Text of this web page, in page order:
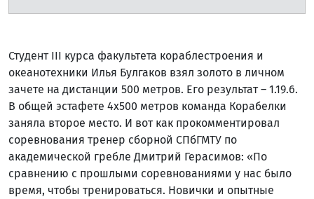
Студент III курса факультета кораблестроения и
океанотехники Илья Булгаков взял золото в личном
зачете на дистанции 500 метров. Его результат – 1.19.6.
В общей эстафете 4х500 метров команда Корабелки
заняла второе место. И вот как прокомментировал
соревнования тренер сборной СПбГМТУ по
академической гребле Дмитрий Герасимов: «По
сравнению с прошлыми соревнованиями у нас было
время, чтобы тренироваться. Новички и опытные